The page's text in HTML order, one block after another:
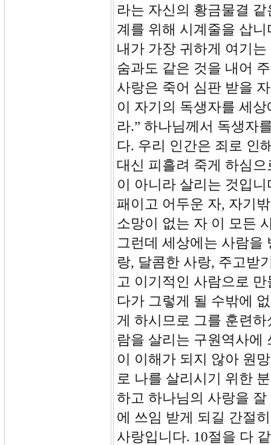
라는 자신의 황금물결
계를 위해 시계줄을 삽
내가 가장 귀하게 여기
숨과도 같은 것을 내어
사랑은 죽어 심판 받을
이 자기의 독생자를 세
라.” 하나님께서 독생자
다. 우리 인간은 죄로 인
대신 피흘려 죽게 하심
이 아니라 살리는 것입
패이고 어두운 자, 자기
소망이 없는 자 이 모든
그런데 세상에는 사람을
랑, 달콤한 사랑, 주고받
고 이기적인 사람으로
다가 그렇게 될 수밖에
게 하시므로 그를 훈련
람을 살리는 구원역사에
이 이해가 되지 않아 원
로 나를 살리시기 위한
하고 하나님의 사랑을
에 쓰임 받게 되길 간절
사랑입니다. 10절을 다